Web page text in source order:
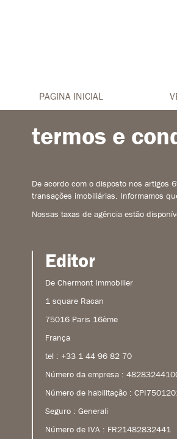
PAGINA INICIAL
termos e
De acordo com o disposto nos artigos
transações imobiliárias. Informamos
Nossas taxas de agência estão
Editor
De Chermont Immobilier
1 square Racan
75016 Paris 16ème
França
tel : +33 1 44 96 82 70
Número da empresa :
Número de habilitação :
Seguro : Generali
Número de IVA : FR21482832441